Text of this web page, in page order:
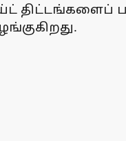
திட்டங்களைப்